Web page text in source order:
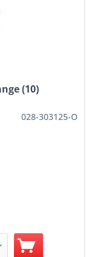
(10)
028-303125-O